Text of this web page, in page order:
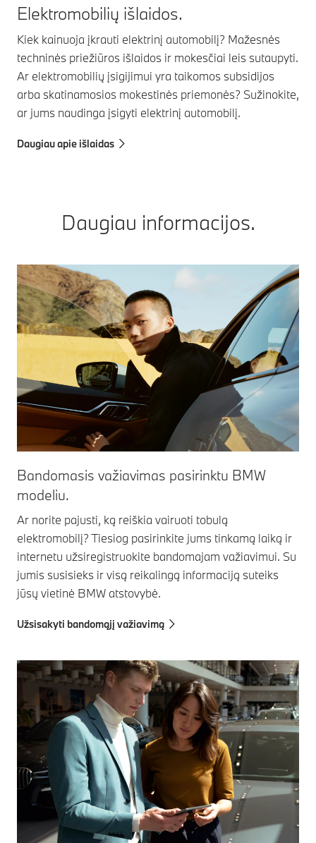
Elektromobilių išlaidos.
Kiek kainuoja įkrauti elektrinį automobilį? Mažesnės
techninės priežiūros išlaidos ir mokesčiai leis sutaupyti.
Ar elektromobilių įsigijimui yra taikomos subsidijos
arba skatinamosios mokestinės priemonės? Sužinokite,
ar jums naudinga įsigyti elektrinį automobilį.
Daugiau apie išlaidas
Daugiau informacijos.
Bandomasis važiavimas pasirinktu BMW
modeliu.
Ar norite pajusti, ką reiškia vairuoti tobulą
elektromobilį? Tiesiog pasirinkite jums tinkamą laiką ir
internetu užsiregistruokite bandomajam važiavimui. Su
jumis susisieks ir visą reikalingą informaciją suteiks
jūsų vietinė BMW atstovybė.
Užsisakyti bandomąjį važiavimą